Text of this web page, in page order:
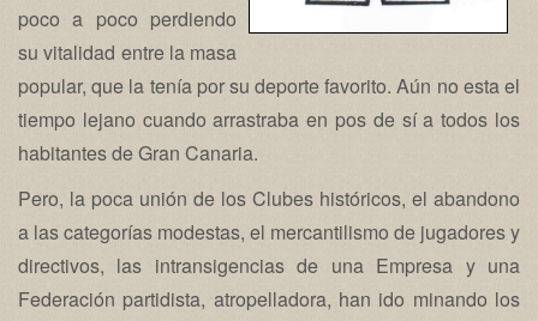
poco a poco perdiendo
su vitalidad entre la masa
popular, que la tenía por su deporte favorito. Aún no esta el
tiempo lejano cuando arrastraba en pos de sí a todos los
habitantes de Gran Canaria.
Pero, la poca unión de los Clubes históricos, el abandono
a las categorías modestas, el mercantilismo de jugadores y
directivos, las intransigencias de una Empresa y una
Federación partidista, atropelladora, han ido minando los